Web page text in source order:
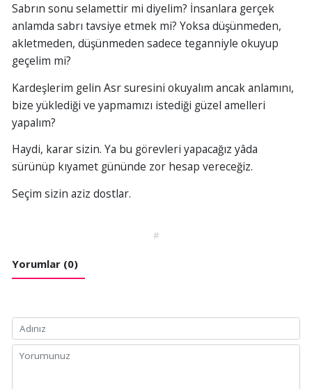
Sabrın sonu selamettir mi diyelim? İnsanlara gerçek
anlamda sabrı tavsiye etmek mi? Yoksa düşünmeden,
akletmeden, düşünmeden sadece teganniyle okuyup
geçelim mi?
Kardeşlerim gelin Asr suresini okuyalım ancak anlamını,
bize yüklediği ve yapmamızı istediği güzel amelleri
yapalım?
Haydi, karar sizin. Ya bu görevleri yapacağız yâda
sürünüp kıyamet gününde zor hesap vereceğiz.
Seçim sizin aziz dostlar.
#
Yorumlar (0)